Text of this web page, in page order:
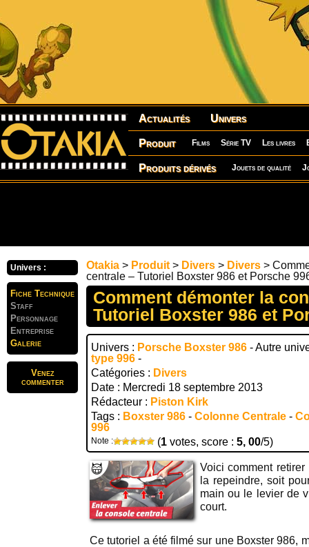
Actualités Univers
Produit Films Série TV Les livres
Produits dérivés Jouets de qualité
Univers :
Fiche Technique
Staff
Personnage
Entreprise
Galerie
Venez
commenter
Otakia > Produit > Divers > Divers >
centrale – Tutoriel Boxster 986 et Porsche
Comment démonter la
Tutoriel Boxster 986 et
Univers : Porsche Boxster 986 - Autre
type 996 -
Catégories : Divers
Date : Mercredi 18 septembre 2013
Rédacteur : Piston Kirk
Tags : Boxster 986 - Colonne Centrale -
996
Note : (1 votes, score : 5, 00/5)
Voici comment
la repeindre, soit
main ou le levier de
court.
Ce tutoriel a été filmé sur une Boxster 986,